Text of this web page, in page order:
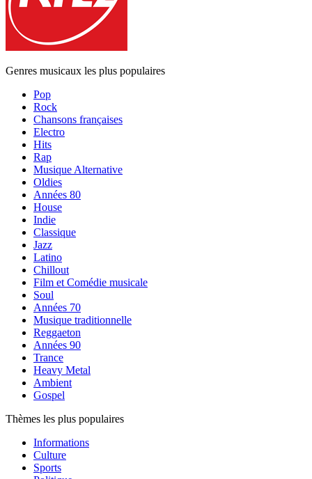
Genres musicaux les plus populaires
Pop
Rock
Chansons françaises
Electro
Hits
Rap
Musique Alternative
Oldies
Années 80
House
Indie
Classique
Jazz
Latino
Chillout
Film et Comédie musicale
Soul
Années 70
Musique traditionnelle
Reggaeton
Années 90
Trance
Heavy Metal
Ambient
Gospel
Thèmes les plus populaires
Informations
Culture
Sports